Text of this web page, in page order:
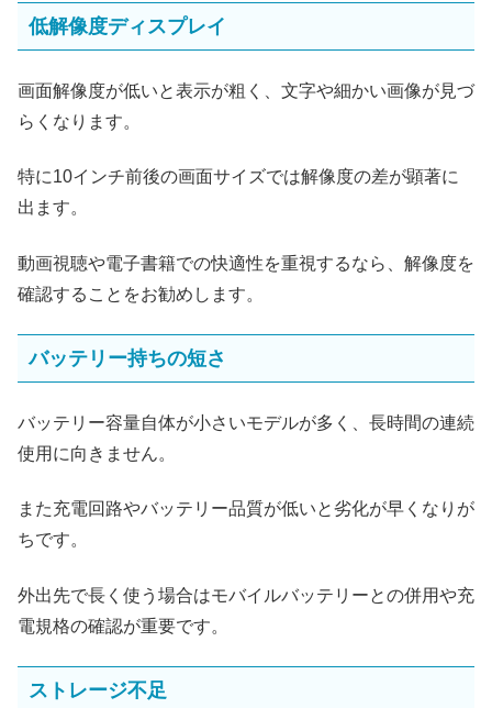
低解像度ディスプレイ
画面解像度が低いと表示が粗く、文字や細かい画像が見づ
らくなります。
特に10インチ前後の画面サイズでは解像度の差が顕著に
出ます。
動画視聴や電子書籍での快適性を重視するなら、解像度を
確認することをお勧めします。
バッテリー持ちの短さ
バッテリー容量自体が小さいモデルが多く、長時間の連続
使用に向きません。
また充電回路やバッテリー品質が低いと劣化が早くなりが
ちです。
外出先で長く使う場合はモバイルバッテリーとの併用や充
電規格の確認が重要です。
ストレージ不足